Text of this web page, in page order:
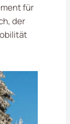
für
der